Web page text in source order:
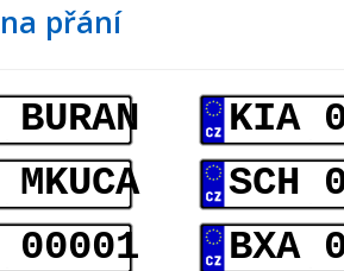
přání
KIA
SCH
00001
BXA